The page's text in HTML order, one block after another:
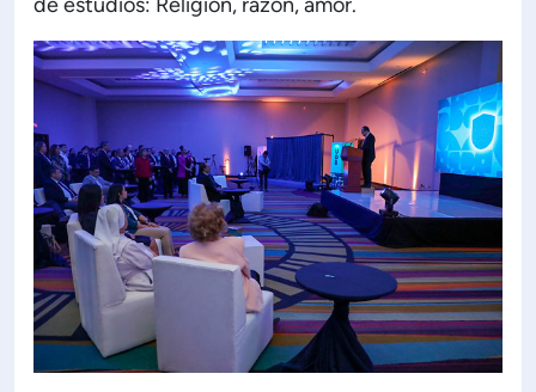
Políticas institucionales
Acreditaciones
Boletín de noticias
Línea de tiempo